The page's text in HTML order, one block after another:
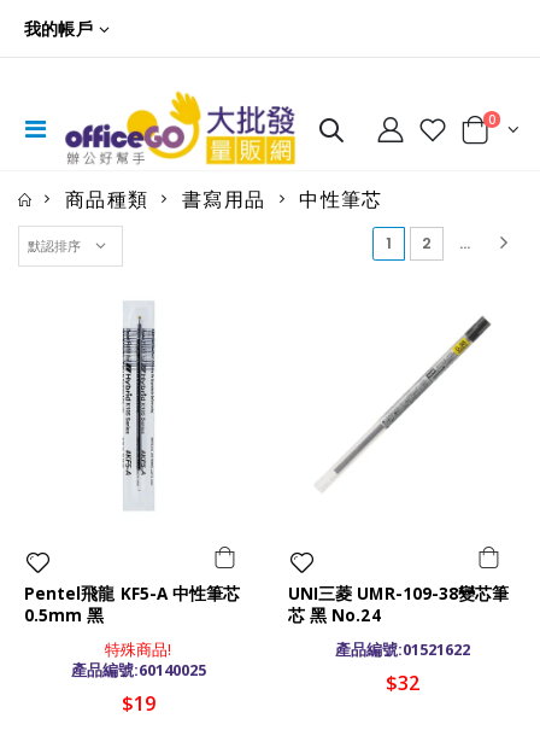
我的帳戶
0
商品種類 書寫用品 中性筆芯
1 (current)
2 ...
Pentel飛龍 KF5-A 中性筆芯
0.5mm 黑
特殊商品!
產品編號:60140025
$19
UNI三菱 UMR-109-38變芯筆
芯 黑 No.24
產品編號:01521622
$32